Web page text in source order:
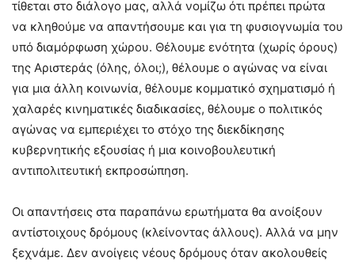
τίθεται στο διάλογο μας, αλλά νομίζω ότι πρέπει πρώτα
να κληθούμε να απαντήσουμε και για τη φυσιογνωμία του
υπό διαμόρφωση χώρου. Θέλουμε ενότητα (χωρίς όρους)
της Αριστεράς (όλης, όλοι;), θέλουμε ο αγώνας να είναι
για μια άλλη κοινωνία, θέλουμε κομματικό σχηματισμό ή
χαλαρές κινηματικές διαδικασίες, θέλουμε ο πολιτικός
αγώνας να εμπεριέχει το στόχο της διεκδίκησης
κυβερνητικής εξουσίας ή μια κοινοβουλευτική
αντιπολιτευτική εκπροσώπηση.
Οι απαντήσεις στα παραπάνω ερωτήματα θα ανοίξουν
αντίστοιχους δρόμους (κλείνοντας άλλους). Αλλά να μην
ξεχνάμε. Δεν ανοίγεις νέους δρόμους όταν ακολουθείς